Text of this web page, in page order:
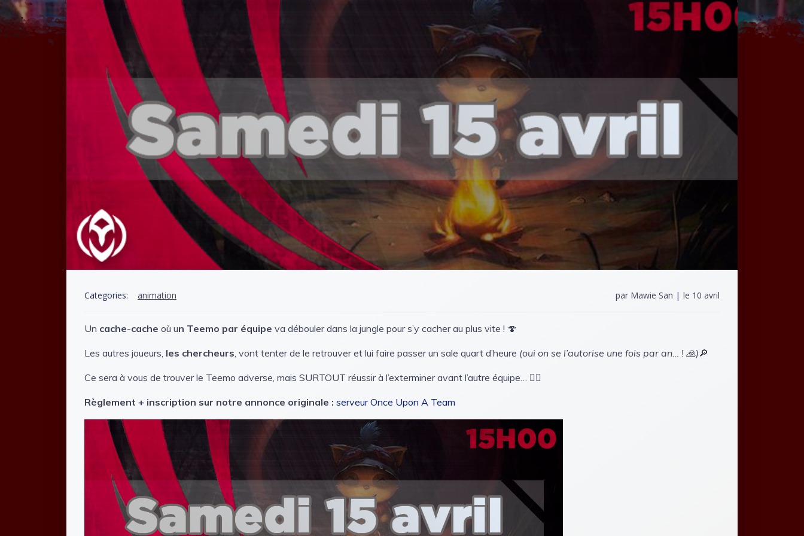
Categories: animation par Mawie San | le 10 avril
Un cache-cache où un Teemo par équipe va débouler dans la jungle pour s’y cacher au plus vite ! 🍄
Les autres joueurs, les chercheurs, vont tenter de le retrouver et lui faire passer un sale quart d’heure (oui on se l’autorise une fois par an… ! 🙏)🔎
Ce sera à vous de trouver le Teemo adverse, mais SURTOUT réussir à l’exterminer avant l’autre équipe… 🏃‍♂️
Règlement + inscription sur notre annonce originale : serveur Once Upon A Team